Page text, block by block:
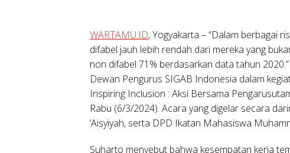
WARTAMU.ID, Yogyakarta – “Dalam berbagai
difabel jauh lebih rendah dari mereka yang
non difabel 71% berdasarkan data tahun
Dewan Pengurus SIGAB Indonesia dalam
Inspiring Inclusion : Aksi Bersama
Rabu (6/3/2024). Acara yang digelar secara
‘Aisyiyah, serta DPD Ikatan Mahasiswa
Suharto menyebut bahwa kesempatan kerja